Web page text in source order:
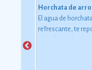
Horchata de
El agua de
refrescante, te